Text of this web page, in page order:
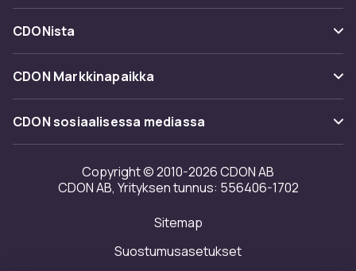
Ota yhteyttä
Toimitus
Takaisinvedot
Kategoriat
Tuotemerkit
CDONista
Tietoa meistä
Asiakasarvionnit
Investor relations
Saavutettavuusseloste
CDON Markkinapaikka
Merchant Help Center
CDON sosiaalisessa mediassa
Copyright © 2010-2026 CDON AB
CDON AB, Yrityksen tunnus: 556406-1702
Sitemap
Suostumusasetukset